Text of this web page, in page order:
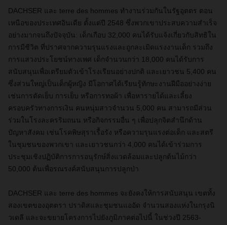
DACHSER และ terre des hommes ทำงานร่วมกันในรัฐอุตตร ตอน
เหนือของประเทศอินเดีย ตั้งแต่ปี 2548 ซึ่งพวกเขาประสบความสำเร็จ
อย่างมากจนถึงปัจจุบัน: เด็กเกือบ 32,000 คนได้รับแจ้งเกี่ยวกับสิทธิใน
การมีชีวิต ที่ปราศจากความรุนแรงและถูกละเมิดแรงงานเด็ก รวมถึง
การแสวงประโยชน์ทางเพศ เด็กจำนวนกว่า 18,000 คนได้รับการ
สนับสนุนเพื่อเตรียมตัวเข้าโรงเรียนอย่างปกติ และเยาวชน 5,400 คน
ซึ่งส่วนใหญ่เป็นเด็กผู้หญิง มีโอกาศได้เรียนรู้ทักษะงานฝีมืออย่างง่าย
เช่นการตัดเย็บ การเย็บ หรือการทอผ้า เพื่อหารายได้และเลี้ยง
ครอบครัวทางการเงิน คนหนุ่มสาวจำนวน 5,000 คน สามารถมีส่วน
ร่วมในโรงละครริมถนน หรือกิจกรรมอื่น ๆ เพื่อปลุกจิตสำนึกด้าน
ปัญหาสังคม เช่นโรคพิษสุราเรื้อรัง หรือความรุนแรงต่อเด็ก และสตรี
ในชุมชนของพวกเขา และเยาวชนกว่า 4,000 คนได้เข้าร่วมการ
ประชุมเชิงปฏิบัติการการอนุรักษ์สิ่งแวดล้อมและปลูกต้นไม้กว่า
50,000 ต้นเพื่อรณรงค์สนับสนุนการปลูกป่า
DACHSER และ terre des hommes จะยังคงให้การสนับสนุน เขตทั้ง
สองเขตของอุตตรา ปราดิสและชุมชนแออัด จำนวนสองแห่งในกรุงนิ
วเดลี และจะขยายโครงการไปยังภูมิภาคต่อไปนี้ ในช่วงปี 2563-